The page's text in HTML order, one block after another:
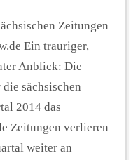
Zeitungen
Ein trauriger,
Anblick: Die
sächsischen
2014 das
Zeitungen verlieren
weiter an